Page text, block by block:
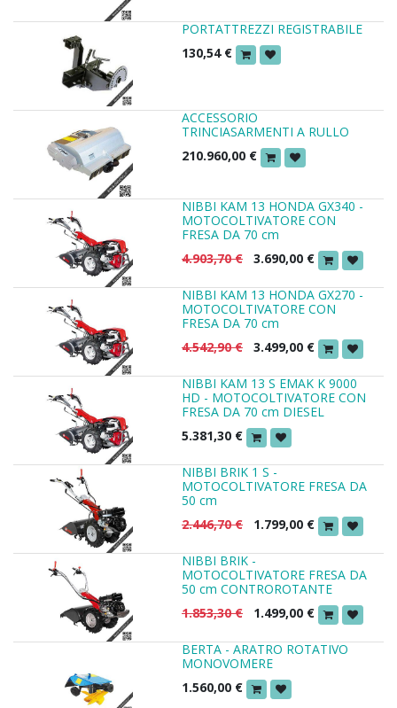
PORTATTREZZI REGISTRABILE
130,54€
ACCESSORIO
TRINCIASARMENTI A RULLO
210.960,00 €
NIBBI KAM 13 HONDA GX340 -
MOTOCOLTIVATORE CON
FRESA DA 70 cm
4.903,70€ 3.690,00 €
NIBBI KAM 13 HONDA GX270 -
MOTOCOLTIVATORE CON
FRESA DA 70 cm
4.542,90€ 3.499,00 €
NIBBI KAM 13 S EMAK K 9000
HD - MOTOCOLTIVATORE CON
FRESA DA 70 cm DIESEL
5.381,30 €
NIBBI BRIK 1 S -
MOTOCOLTIVATORE FRESA DA
50 cm
2.446,70€ 1.799,00 €
NIBBI BRIK -
MOTOCOLTIVATORE FRESA DA
50 cm CONTROROTANTE
1.853,30€ 1.499,00 €
BERTA - ARATRO ROTATIVO
MONOVOMERE
1.560,00 €